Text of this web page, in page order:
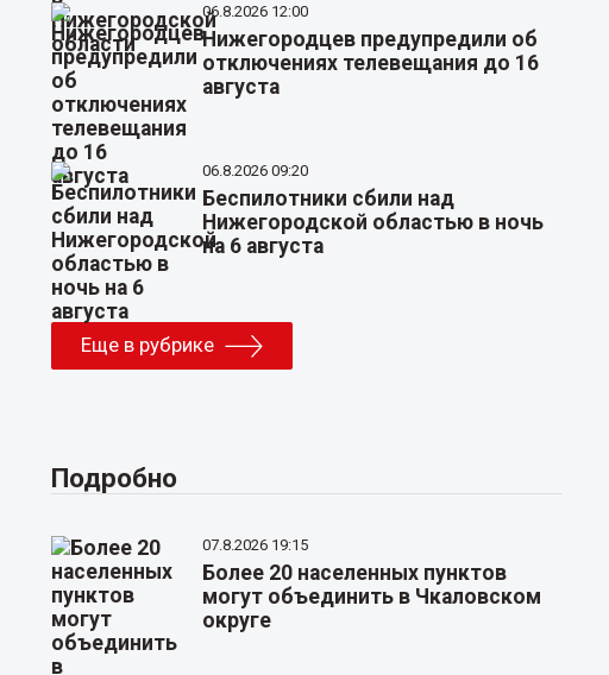
06.8.2026 12:00
Нижегородцев предупредили об
отключениях телевещания до 16
августа
06.8.2026 09:20
Беспилотники сбили над
Нижегородской областью в ночь
на 6 августа
Еще в рубрике
Подробно
07.8.2026 19:15
Более 20 населенных пунктов
могут объединить в Чкаловском
округе